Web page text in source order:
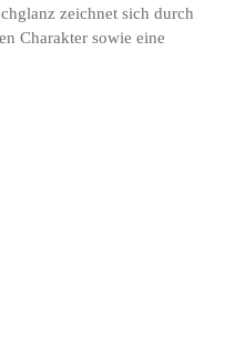
zeichnet sich durch
Charakter sowie eine